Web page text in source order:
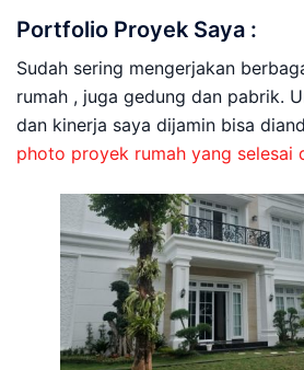
Portfolio Proyek Saya :
Sudah sering mengerjakan
rumah , juga gedung dan pabrik.
dan kinerja saya dijamin bisa
photo proyek rumah yang selesai